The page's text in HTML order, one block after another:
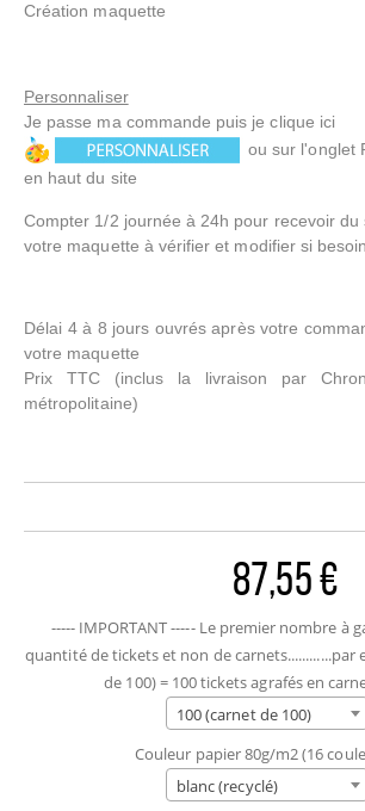
Création maquette
Personnaliser
Je passe ma commande puis je clique ici
ou sur l'onglet
en haut du site
Compter 1/2 journée à 24h pour recevoir du
votre maquette à vérifier et modifier si besoin
Délai 4 à 8 jours ouvrés après votre
votre maquette
Prix TTC (inclus la livraison par
métropolitaine)
87,55 €
----- IMPORTANT ----- Le premier nombre à
quantité de tickets et non de carnets............par
de 100) = 100 tickets agrafés en
100 (carnet de 100)
Couleur papier 80g/m2 (16
blanc (recyclé)